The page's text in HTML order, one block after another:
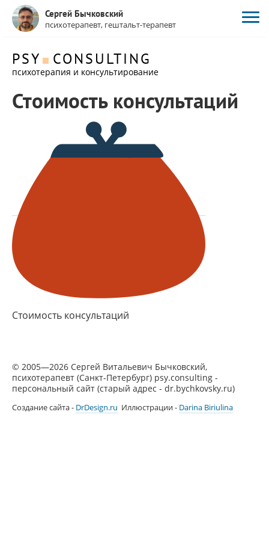
PSY CONSULTING
психотерапия и консультирование
Сергей Бычковский
психотерапевт, гештальт-терапевт
Стоимость консультаций
Стоимость консультаций
© 2005—2026 Сергей Витальевич Бычковский,
психотерапевт (Санкт-Петербург) psy.consulting -
персональный сайт (старый адрес - dr.bychkovsky.ru)
Создание сайта - DrDesign.ru Иллюстрации - Darina Biriulina